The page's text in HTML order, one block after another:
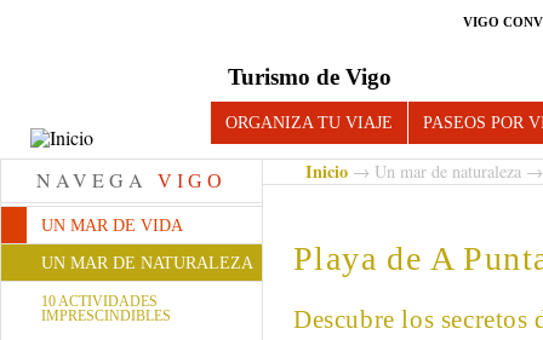
VIGO
Turismo de Vigo
ORGANIZA TU VIAJE PASEOS POR
NAVEGA VIGO
UN MAR DE VIDA
UN MAR DE NATURALEZA
10 ACTIVIDADES
IMPRESCINDIBLES
Inicio → Un mar de naturaleza
Playa de A
Descubre los secretos